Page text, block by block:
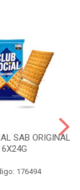
SAB ORIGINAL
6X24G
176494